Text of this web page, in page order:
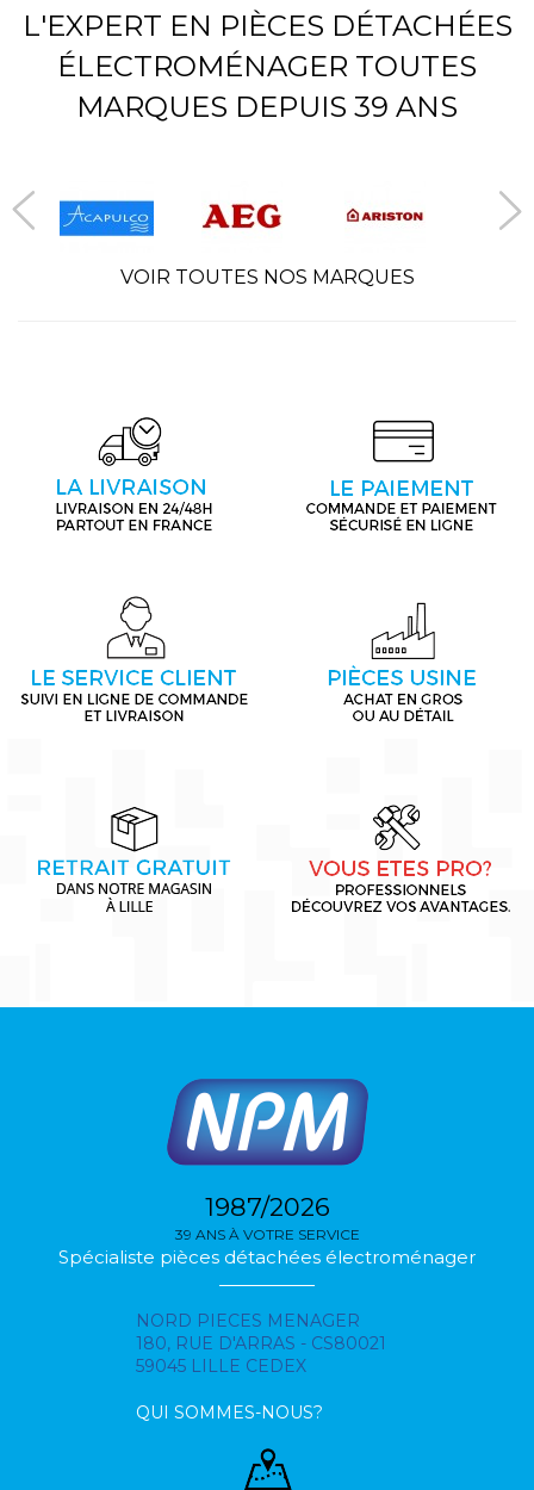
L'EXPERT EN PIÈCES DÉTACHÉES
ÉLECTROMÉNAGER TOUTES
MARQUES DEPUIS 39 ANS
VOIR TOUTES NOS MARQUES
1987/2026
39 ANS À VOTRE SERVICE
Spécialiste pièces détachées électroménager
NORD PIECES MENAGER
180, RUE D'ARRAS - CS80021
59045 LILLE CEDEX
QUI SOMMES-NOUS?